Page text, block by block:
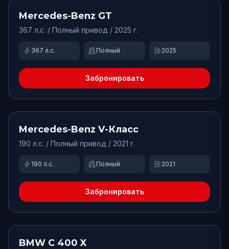
Доступно
Mercedes-Benz GT
367 л.с. / Полный привод / 2025 г.
bolt 367 л.с. swap_driving_apps Полный local_gas_station 2025
Забронировать
Доступно
от15000₽/сут.
Mercedes-Benz V-Класс
190 л.с. / Полный привод / 2021 г.
bolt 190 л.с. swap_driving_apps Полный local_gas_station 2021
Забронировать
Доступно
от6500₽/сут.
BMW C 400 X